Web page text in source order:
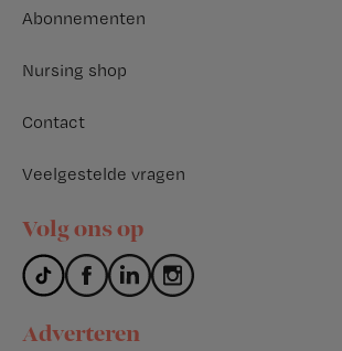
Abonnementen
Nursing shop
Contact
Veelgestelde vragen
Volg ons op
Adverteren